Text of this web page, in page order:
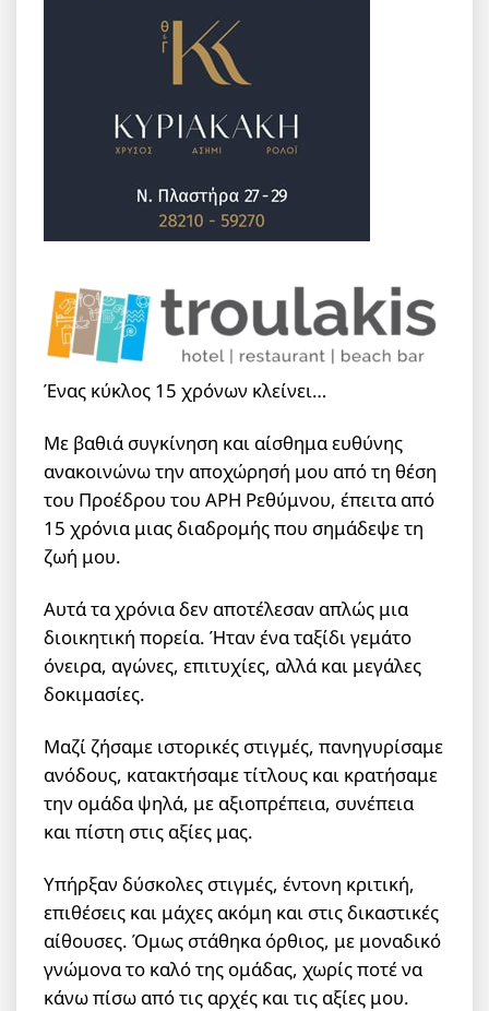
Ένας κύκλος 15 χρόνων κλείνει…
Με βαθιά συγκίνηση και αίσθημα ευθύνης
ανακοινώνω την αποχώρησή μου από τη θέση
του Προέδρου του ΑΡΗ Ρεθύμνου, έπειτα από
15 χρόνια μιας διαδρομής που σημάδεψε τη
ζωή μου.
Αυτά τα χρόνια δεν αποτέλεσαν απλώς μια
διοικητική πορεία. Ήταν ένα ταξίδι γεμάτο
όνειρα, αγώνες, επιτυχίες, αλλά και μεγάλες
δοκιμασίες.
Μαζί ζήσαμε ιστορικές στιγμές, πανηγυρίσαμε
ανόδους, κατακτήσαμε τίτλους και κρατήσαμε
την ομάδα ψηλά, με αξιοπρέπεια, συνέπεια
και πίστη στις αξίες μας.
Υπήρξαν δύσκολες στιγμές, έντονη κριτική,
επιθέσεις και μάχες ακόμη και στις δικαστικές
αίθουσες. Όμως στάθηκα όρθιος, με μοναδικό
γνώμονα το καλό της ομάδας, χωρίς ποτέ να
κάνω πίσω από τις αρχές και τις αξίες μου.